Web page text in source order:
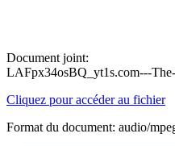
Document joint:
LAFpx34osBQ_yt1s.com---
Cliquez pour accéder au fichier
Format du document: audio/